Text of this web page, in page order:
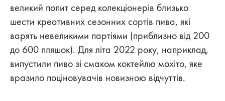
великий попит серед колекціонерів близько
шести креативних сезонних сортів пива, які
варять невеликими партіями (приблизно від 200
до 600 пляшок). Для літа 2022 року, наприклад,
випустили пиво зі смаком коктейлю мохіто, яке
вразило поціновувачів новизною відчуттів.